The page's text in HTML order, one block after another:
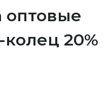
оптовые
20%